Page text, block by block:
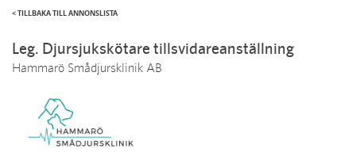
< TILLBAKA TILL ANNONSLISTA
Leg. Djursjukskötare tillsvidareanställning
Hammarö Smådjursklinik AB